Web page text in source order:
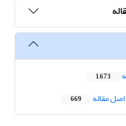
1,673
مقاله 669